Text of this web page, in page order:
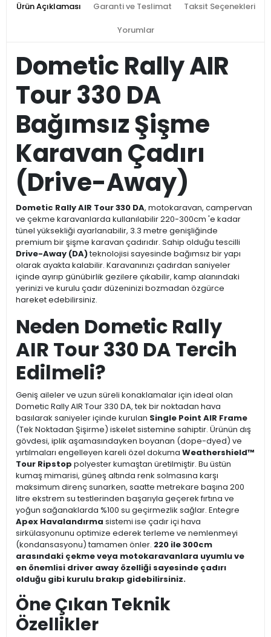
Ürün Açıklaması Garanti ve Teslimat Taksit Seçenekleri
Yorumlar
Dometic Rally AIR
Tour 330 DA
Bağımsız Şişme
Karavan Çadırı
(Drive-Away)
Dometic Rally AIR Tour 330 DA, motokaravan, campervan
ve çekme karavanlarda kullanılabilir 220-300cm 'e kadar
tünel yüksekliği ayarlanabilir, 3.3 metre genişliğinde
premium bir şişme karavan çadırıdır. Sahip olduğu tescilli
Drive-Away (DA)teknolojisi sayesinde bağımsız bir yapı
olarak ayakta kalabilir. Karavanınızı çadırdan saniyeler
içinde ayırıp günübirlik gezilere çıkabilir, kamp alanındaki
yerinizi ve kurulu çadır düzeninizi bozmadan özgürce
hareket edebilirsiniz.
Neden Dometic Rally
AIR Tour 330 DA Tercih
Edilmeli?
Geniş aileler ve uzun süreli konaklamalar için ideal olan
Dometic Rally AIR Tour 330 DA, tek bir noktadan hava
basılarak saniyeler içinde kurulan Single Point AIR Frame
(Tek Noktadan Şişirme) iskelet sistemine sahiptir. Ürünün dış
gövdesi, iplik aşamasındayken boyanan (dope-dyed) ve
yırtılmaları engelleyen kareli özel dokuma Weathershield™
Tour Ripstop polyester kumaştan üretilmiştir. Bu üstün
kumaş mimarisi, güneş altında renk solmasına karşı
maksimum direnç sunarken, saatte metrekare başına 200
litre ekstrem su testlerinden başarıyla geçerek fırtına ve
yoğun sağanaklarda %100 su geçirmezlik sağlar. Entegre
Apex Havalandırma sistemi ise çadır içi hava
sirkülasyonunu optimize ederek terleme ve nemlenmeyi
(kondansasyonu) tamamen önler. 220 ile 300cm
arasındaki çekme veya motokaravanlara uyumlu ve
en önemlisi driver away özelliği sayesinde çadırı
olduğu gibi kurulu brakıp gidebilirsiniz.
Öne Çıkan Teknik
Özellikler